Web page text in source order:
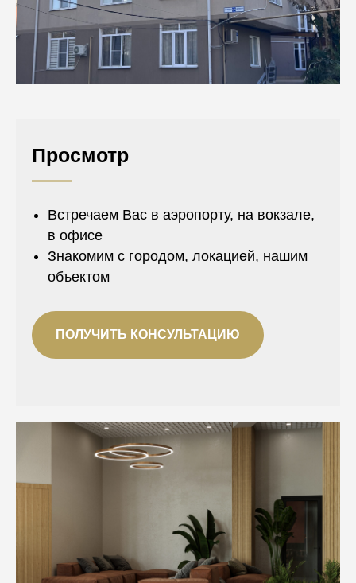
Просмотр
Встречаем Вас в аэропорту, на вокзале,
в офисе
Знакомим с городом, локацией, нашим
объектом
ПОЛУЧИТЬ КОНСУЛЬТАЦИЮ